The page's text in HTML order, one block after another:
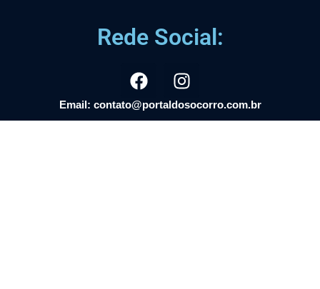
Rede Social:
Email: contato@portaldosocorro.com.br